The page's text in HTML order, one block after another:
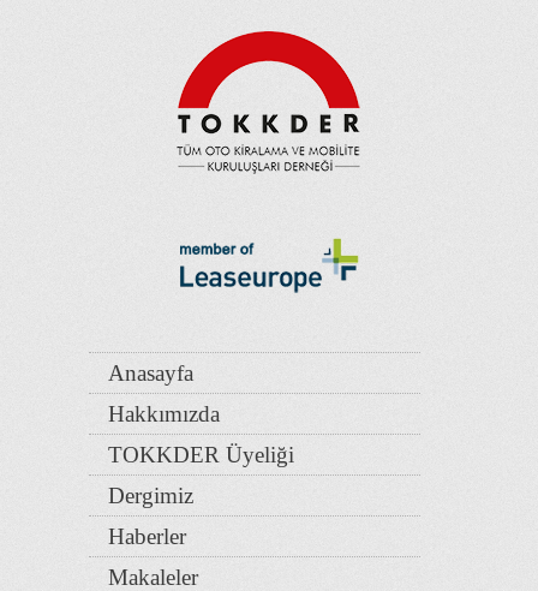
Anasayfa
Hakkımızda
TOKKDER Üyeliği
Dergimiz
Haberler
Makaleler